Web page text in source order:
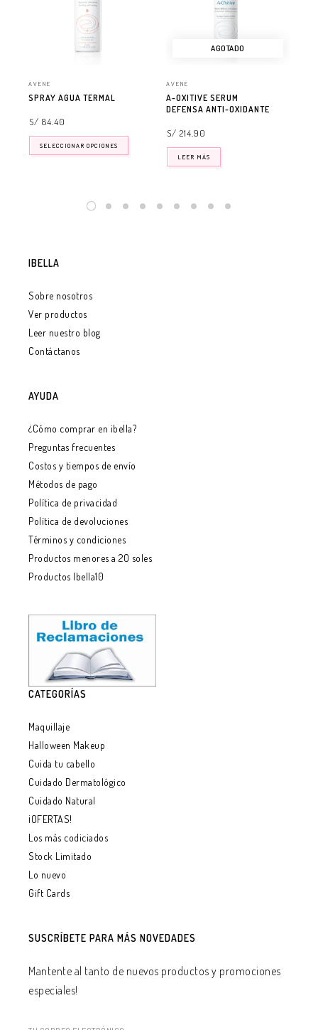
AVENE
SPRAY AGUA TERMAL
S/ 84.40
SELECCIONAR OPCIONES
AGOTADO
AVENE
A-OXITIVE SERUM
DEFENSA ANTI-OXIDANTE
S/ 214.90
LEER MÁS
IBELLA
Sobre nosotros
Ver productos
Leer nuestro blog
Contáctanos
AYUDA
¿Cómo comprar en ibella?
Preguntas frecuentes
Costos y tiempos de envío
Métodos de pago
Política de privacidad
Política de devoluciones
Términos y condiciones
Productos menores a 20 soles
Productos Ibella10
CATEGORÍAS
Maquillaje
Halloween Makeup
Cuida tu cabello
Cuidado Dermatológico
Cuidado Natural
¡OFERTAS!
Los más codiciados
Stock Limitado
Lo nuevo
Gift Cards
SUSCRÍBETE PARA MÁS NOVEDADES
Mantente al tanto de nuevos productos y promociones
especiales!